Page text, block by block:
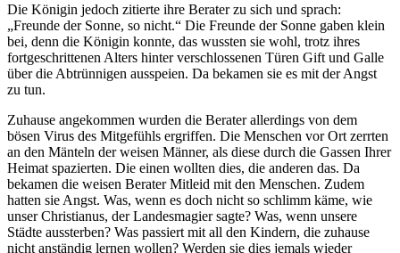
Die Königin jedoch zitierte ihre Berater zu sich und sprach:
„Freunde der Sonne, so nicht.“ Die Freunde der Sonne gaben klein
bei, denn die Königin konnte, das wussten sie wohl, trotz ihres
fortgeschrittenen Alters hinter verschlossenen Türen Gift und Galle
über die Abtrünnigen ausspeien. Da bekamen sie es mit der Angst
zu tun.
Zuhause angekommen wurden die Berater allerdings von dem
bösen Virus des Mitgefühls ergriffen. Die Menschen vor Ort zerrten
an den Mänteln der weisen Männer, als diese durch die Gassen Ihrer
Heimat spazierten. Die einen wollten dies, die anderen das. Da
bekamen die weisen Berater Mitleid mit den Menschen. Zudem
hatten sie Angst. Was, wenn es doch nicht so schlimm käme, wie
unser Christianus, der Landesmagier sagte? Was, wenn unsere
Städte aussterben? Was passiert mit all den Kindern, die zuhause
nicht anständig lernen wollen? Werden sie dies jemals wieder